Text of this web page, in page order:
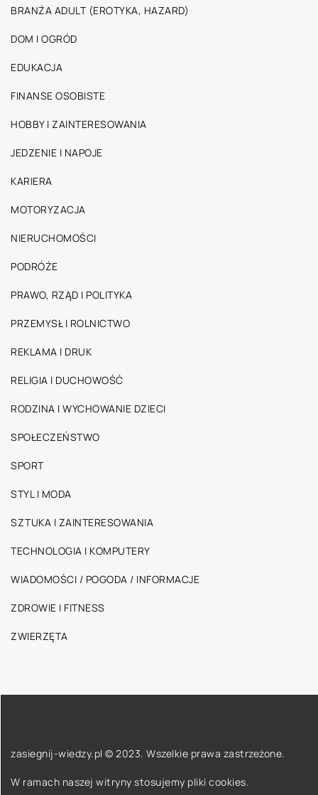
BRANŻA ADULT (EROTYKA, HAZARD)
DOM I OGRÓD
EDUKACJA
FINANSE OSOBISTE
HOBBY I ZAINTERESOWANIA
JEDZENIE I NAPOJE
KARIERA
MOTORYZACJA
NIERUCHOMOŚCI
PODRÓŻE
PRAWO, RZĄD I POLITYKA
PRZEMYSŁ I ROLNICTWO
REKLAMA I DRUK
RELIGIA I DUCHOWOŚĆ
RODZINA I WYCHOWANIE DZIECI
SPOŁECZEŃSTWO
SPORT
STYL I MODA
SZTUKA I ZAINTERESOWANIA
TECHNOLOGIA I KOMPUTERY
WIADOMOŚCI / POGODA / INFORMACJE
ZDROWIE I FITNESS
ZWIERZĘTA
zasiegnij-wiedzy.pl © 2023. Wszelkie prawa zastrzeżone.
W ramach naszej witryny stosujemy pliki cookies.